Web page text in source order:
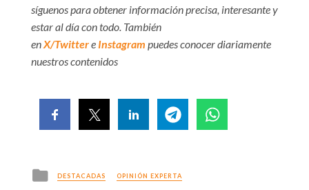
síguenos para obtener información precisa, interesante y
estar al día con todo. También
enX/Twittere Instagram puedes conocer diariamente
nuestros contenidos
Posted
in
DESTACADAS OPINIÓN EXPERTA